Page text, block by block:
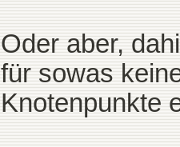
Oder aber,
für sowas
Knotenpunkte